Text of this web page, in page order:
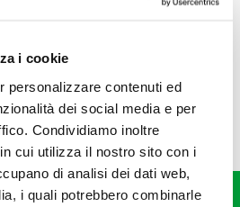
i cookie
personalizzare contenuti ed
dei social media e per
Condividiamo inoltre
cui utilizza il nostro sito con i
di analisi dei dati web,
i quali potrebbero combinarle